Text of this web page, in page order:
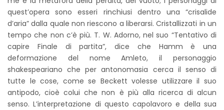
quest’opera sono esseri rinchiusi dentro una “crisalide
d’aria” dalla quale non riescono a liberarsi. Cristallizzati in un
tempo che non c’è più. T. W. Adorno, nel suo “Tentativo di
capire Finale di partita”, dice che Hamm è una
deformazione del nome Amleto, il personaggio
shakespeariano che per antonomasia cerca il senso di
tutte le cose, come se Beckett volesse utilizzare il suo
antipodo, cioè colui che non è più alla ricerca di alcun
senso. L’interpretazione di questo capolavoro e della sua